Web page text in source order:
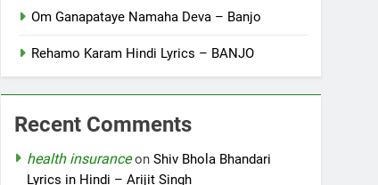
Om Ganapataye Namaha Deva – Banjo
Rehamo Karam Hindi Lyrics – BANJO
Recent Comments
health insuranceonShiv Bhola Bhandari
Lyrics in Hindi – Arijit Singh